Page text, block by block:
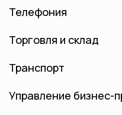
Телефония
Торговля и склад
Транспорт
Управление бизнес-